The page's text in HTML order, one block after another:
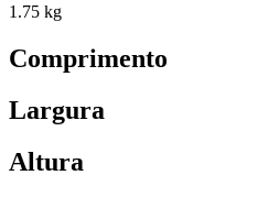
1.75 kg
Comprimento
Largura
Altura